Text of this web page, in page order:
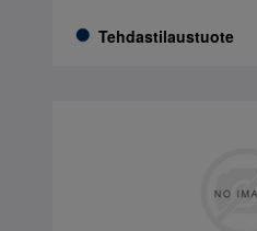
Tehdastilaustuote